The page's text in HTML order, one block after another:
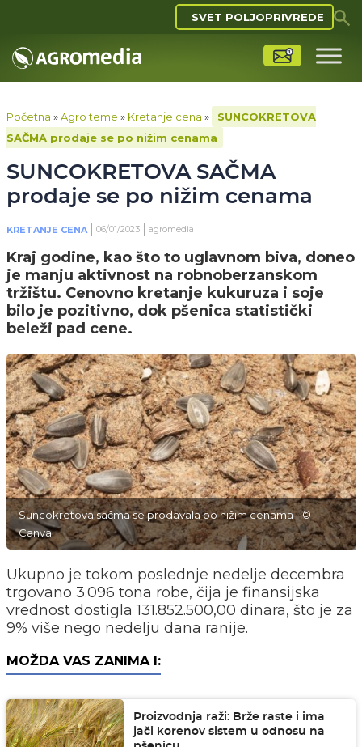
SVET POLJOPRIVREDE
Početna »Agro teme » Kretanje cena »
SUNCOKRETOVA
SAČMA prodaje se po nižim cenama
SUNCOKRETOVA SAČMA
prodaje se po nižim cenama
KRETANJE CENA 06/01/2023 agromedia
Kraj godine, kao što to uglavnom biva, doneo
je manju aktivnost na robnoberzanskom
tržištu. Cenovno kretanje kukuruza i soje
bilo je pozitivno, dok pšenica statistički
beleži pad cene.
Suncokretova sačma se prodavala po nižim cenama - ©
Canva
Ukupno je tokom poslednje nedelje decembra
trgovano 3.096 tona robe, čija je finansijska
vrednost dostigla 131.852.500,00 dinara, što je za
9% više nego nedelju dana ranije.
MOŽDA VAS ZANIMA I:
Proizvodnja raži: Brže raste i ima
jači korenov sistem u odnosu na